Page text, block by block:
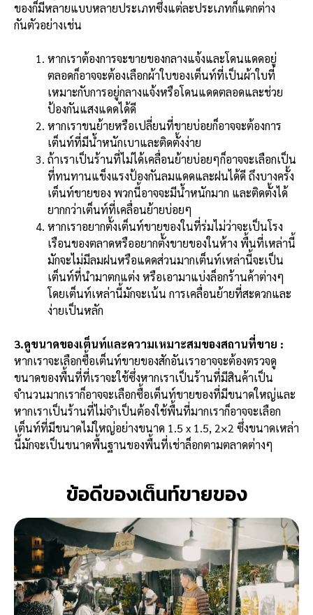
ของก็มีหลายแบบหลายประเภทซึ่งแต่ละประเภทก็แตกต่าง
กันตัวอย่างเช่น
หากเราต้องการจะขายของกลางแจ้งและโดนแดดอยู่
ตลอดก็อาจจะต้องเลือกผ้าใบของเต็นท์ที่เป็นผ้าใบที่
เหมาะกับการอยู่กลางแจ้งหรือโดนแดดตลอดและช่วย
ป้องกันแสงแดดได้ดี
หากเราขนย้ายหรือเปลี่ยนที่ขายบ่อยก็อาจจะต้องการ
เต็นท์ที่มีน้ำหนักเบาและติดตั้งง่าย
ถ้าเราเป็นร้านที่ไม่ได้เคลื่อนย้ายบ่อยๆก็อาจจะเลือกเป็น
ที่ทนทานแข็งแรงป้องกันลมแดดและฝนได้ดี ถึงบางครั้ง
เต็นท์ขายของ พวกนี้อาจจะมีน้ำหนักมาก และติดตั้งได้
ยากกว่าเต็นท์ที่เคลื่อนย้ายบ่อยๆ
หากเราอยากตั้งเต็นท์ขายของในที่ร่มไม่ว่าจะเป็นโรง
เรือนของตลาดหรืออยากตั้งขายของในห้าง พื้นที่เหล่านี้
มักจะไม่มีลมฝนหรือแดดส่วนมากเต็นท์เหล่านี้จะเป็น
เต็นท์ที่นำมาตกแต่ง หรือเอามาแบ่งล็อกร้านค้าต่างๆ
โดยเต็นท์เหล่านี้มักจะเน้น การเคลื่อนย้ายที่สะดวกและ
ง่ายเป็นหลัก
3.ดูขนาดของเต็นท์และความเหมาะสมของสถานที่ขาย :
หากเราจะเลือกซื้อเต็นท์ขายของสักอันเราอาจจะต้องตรวจดู
ขนาดของพื้นที่ที่เราจะใช้ซึ่งหากเราเป็นร้านที่มีสินค้าเป็น
จำนวนมากเราก็อาจจะเลือกซื้อเต็นท์ขายของที่มีขนาดใหญ่และ
หากเราเป็นร้านที่ไม่จำเป็นต้องใช้พื้นที่มากเราก็อาจจะเลือก
เต็นท์ที่มีขนาดไม่ใหญ่อย่างขนาด 1.5 x 1.5, 2×2 ซึ่งขนาดเหล่า
นี้มักจะเป็นขนาดพื้นฐานของพื้นที่เช่าล็อกตามตลาดต่างๆ
ข้อดีของเต็นท์ขายของ